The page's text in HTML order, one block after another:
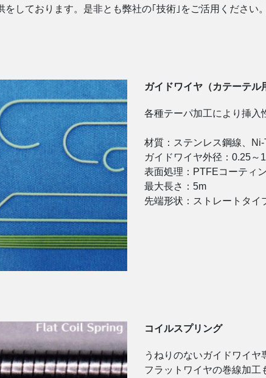
をしております。是非とも弊社の｢技術｣をご活用ください
ガイドワイヤ（カテーテル
各種テーパ加工により挿入
材質：ステンレス鋼線、Ni-
ガイドワイヤ外径：0.25～
表面処理：PTFEコーティ
最大長さ：5m
先端形状：ストレートタイ
コイルスプリング
うねりのないガイドワイ
フラットワイヤの巻線加工